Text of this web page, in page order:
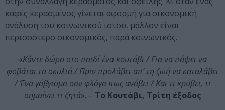
καφές κερασμένος γίνεται αφορμή για οικονομική
ανάλυση του κοινωνικού ιστού, μάλλον είναι
περισσότερο οικονομικός, παρά κοινωνικός.
«Κάντε δώρο στο παιδί ένα κουτάβι / Για να πάψει να
φοβάται τα σκυλιά / Πριν προλάβει απ’ τη ζωή να καταλάβει
/ Ένα γάβγισμα σαν φλόγα πως ανάβει / Και τι κρύβει, τι
σημαίνει τι ζητά». – Το Κουτάβι, Τρίτη έξοδος